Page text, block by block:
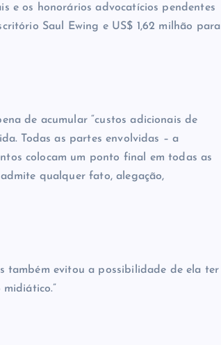
e os honorários advocatícios pendentes
Saul Ewing e US$ 1,62 milhão para
de acumular “custos adicionais de
Todas as partes envolvidas – a
colocam um ponto final em todas as
qualquer fato, alegação,
também evitou a possibilidade de ela ter